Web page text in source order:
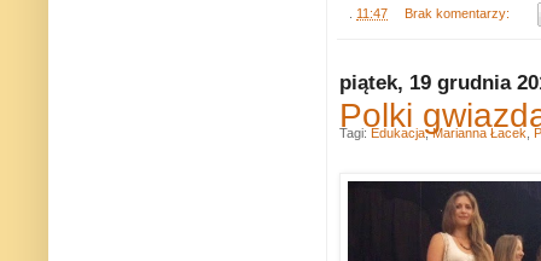
11:47 Brak komentarzy:
piątek, 19 grudnia
Polki
Tagi: Edukacja,Marianna Łacek